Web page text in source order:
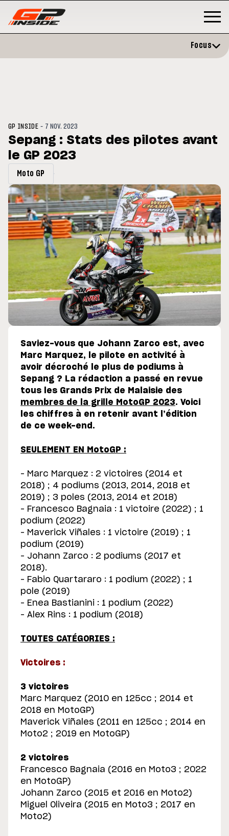
du GP de Grande-
Focus
GP INSIDE - 7 NOV. 2023
Sepang : Stats des pilotes avant
le GP 2023
Moto GP
Saviez-vous que Johann Zarco est, avec
Marc Marquez, le pilote en activité à
avoir décroché le plus de podiums à
Sepang ? La rédaction a passé en revue
tous les Grands Prix de Malaisie des
membres de la grille MotoGP 2023. Voici
les chiffres à en retenir avant l’édition
de ce week-end.
SEULEMENT EN MotoGP :
– Marc Marquez : 2 victoires (2014 et
2018) ; 4 podiums (2013, 2014, 2018 et
2019) ; 3 poles (2013, 2014 et 2018)
– Francesco Bagnaia : 1 victoire (2022) ; 1
podium (2022)
– Maverick Viñales : 1 victoire (2019) ; 1
podium (2019)
– Johann Zarco : 2 podiums (2017 et
2018).
– Fabio Quartararo : 1 podium (2022) ; 1
pole (2019)
– Enea Bastianini : 1 podium (2022)
– Alex Rins : 1 podium (2018)
TOUTES CATÉGORIES :
Victoires :
3 victoires
Marc Marquez (2010 en 125cc ; 2014 et
2018 en MotoGP)
Maverick Viñales (2011 en 125cc ; 2014 en
Moto2 ; 2019 en MotoGP)
2 victoires
Francesco Bagnaia (2016 en Moto3 ; 2022
en MotoGP)
Johann Zarco (2015 et 2016 en Moto2)
Miguel Oliveira (2015 en Moto3 ; 2017 en
Moto2)